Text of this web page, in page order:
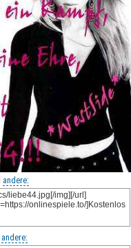
andere:
andere: